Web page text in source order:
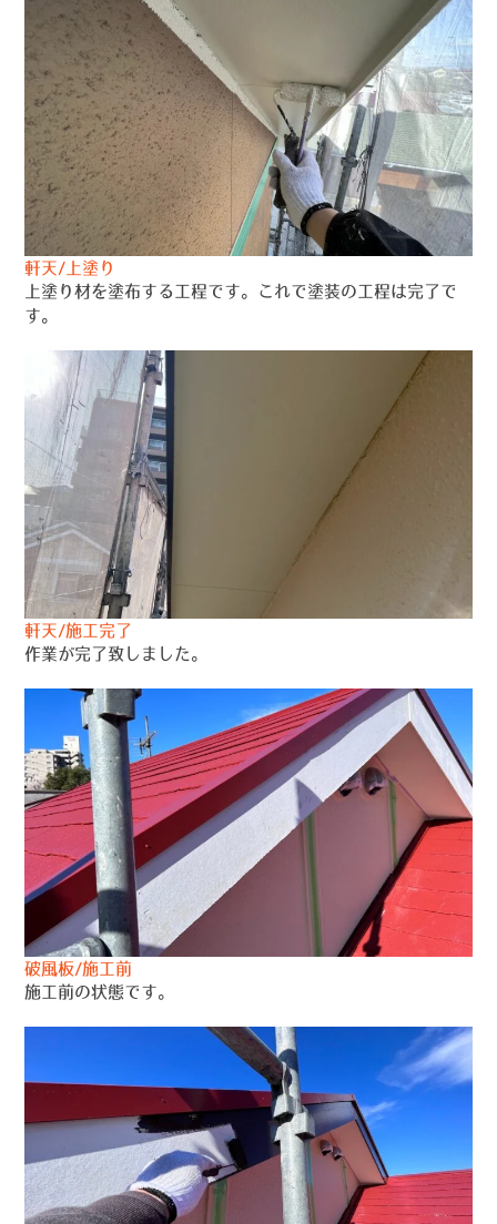
軒天/上塗り
上塗り材を塗布する工程です。これで塗装の工程は完了で
す。
軒天/施工完了
作業が完了致しました。
破風板/施工前
施工前の状態です。